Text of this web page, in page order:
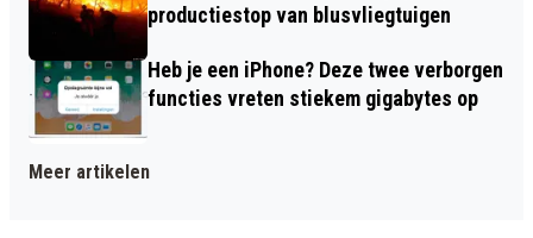
productiestop van blusvliegtuigen
Heb je een iPhone? Deze twee verborgen
functies vreten stiekem gigabytes op
Meer artikelen